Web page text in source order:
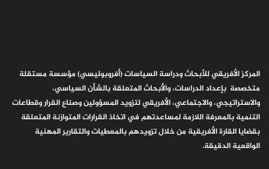
المركز الأفريقي للأبحاث ودراسة السياسات (أفروبوليسي) مؤسسة مستقلة
متخصصة بإعداد الدراسات، والأبحاث المتعلقة بالشأن السياسي،
والاستراتيجي، والاجتماعي، الأفريقي لتزويد المسؤولين وصناع القرار وقطاعات
التنمية بالمعرفة اللازمة لمساعدتهم في اتخاذ القرارات المتوازنة المتعلقة
بقضايا القارة الأفريقية من خلال تزويدهم بالمعطيات والتقارير المهنية
الواقعية الدقيقة.